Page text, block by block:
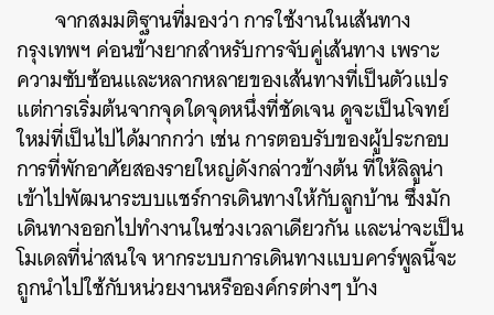
จากสมมติฐานที่มองว่า การใช้งานในเส้นทาง
กรุงเทพฯ ค่อนข้างยากสำหรับการจับคู่เส้นทาง เพราะ
ความซับซ้อนและหลากหลายของเส้นทางที่เป็นตัวแปร
แต่การเริ่มต้นจากจุดใดจุดหนึ่งที่ชัดเจน ดูจะเป็นโจทย์
ใหม่ที่เป็นไปได้มากกว่า เช่น การตอบรับของผู้ประกอบ
การที่พักอาศัยสองรายใหญ่ดังกล่าวข้างต้น ที่ให้ลิลูน่า
เข้าไปพัฒนาระบบแชร์การเดินทางให้กับลูกบ้าน ซึ่งมัก
เดินทางออกไปทำงานในช่วงเวลาเดียวกัน และน่าจะเป็น
โมเดลที่น่าสนใจ หากระบบการเดินทางแบบคาร์พูลนี้จะ
ถูกนำไปใช้กับหน่วยงานหรือองค์กรต่างๆ บ้าง